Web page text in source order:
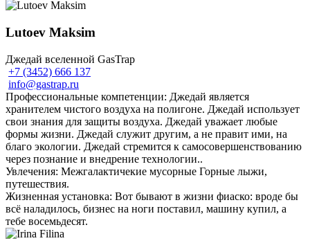
Lutoev Maksim
Джедай вселенной GasTrap
+7 (3452) 666 137
info@gastrap.ru
Профессиональные компетенции: Джедай является
хранителем чистого воздуха на полигоне. Джедай использует
свои знания для защиты воздуха. Джедай уважает любые
формы жизни. Джедай служит другим, а не правит ими, на
благо экологии. Джедай стремится к самосовершенствованию
через познание и внедрение технологии..
Увлечения: Межгалактичекие мусорные Горные лыжи,
путешествия.
Жизненная установка: Вот бывают в жизни фиаско: вроде бы
всё наладилось, бизнес на ноги поставил, машину купил, а
тебе восемьдесят.